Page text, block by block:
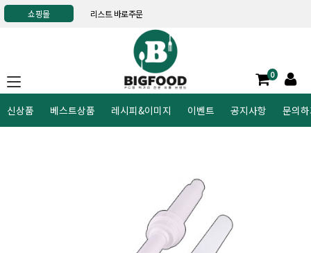
쇼핑몰 리스트 바로주문
0
신상품 베스트상품 레시피&이미지 이벤트 공지사항 문의